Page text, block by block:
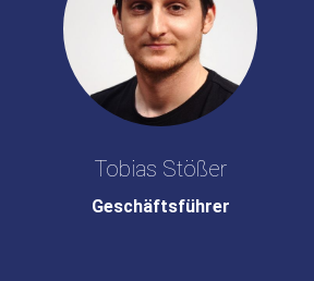
Tobias Stößer
Geschäftsführer